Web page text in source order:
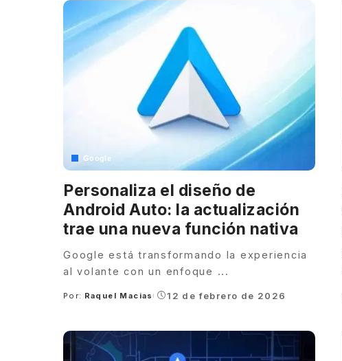
Google
Personaliza el diseño de
Android Auto: la actualización
trae una nueva función nativa
Google está transformando la experiencia
al volante con un enfoque ...
Posted
Por: Raquel Macias 12 de febrero de 2026